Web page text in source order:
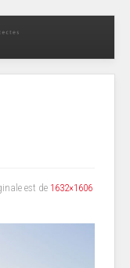
est de 1632×1606